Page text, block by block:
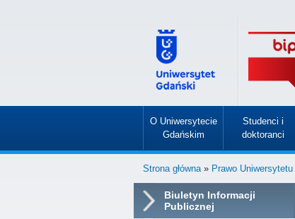
O Uniwersytecie
Gdańskim
»
Studenci i
doktoranci
»
Strona główna» Prawo Uniwersytetu
Biuletyn Informacji
Publicznej